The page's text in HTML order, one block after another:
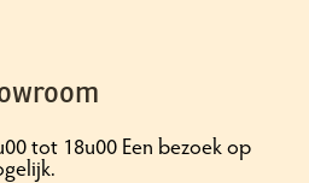
tot 18u00 Een bezoek op